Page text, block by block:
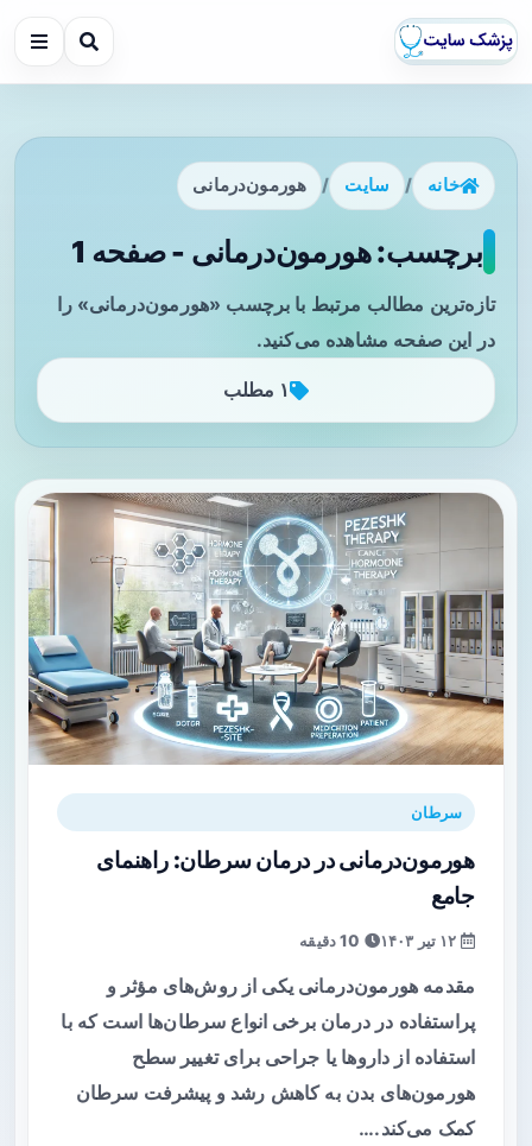
خانه / سایت / هورمون‌درمانی
برچسب: هورمون‌درمانی - صفحه 1
تازه‌ترین مطالب مرتبط با برچسب «هورمون‌درمانی» را
در این صفحه مشاهده می‌کنید.
۱ مطلب
سرطان
هورمون‌درمانی در درمان سرطان: راهنمای
جامع
مقدمه هورمون‌درمانی یکی از روش‌های مؤثر و
پراستفاده در درمان برخی انواع سرطان‌ها است که با
استفاده از داروها یا جراحی برای تغییر سطح
هورمون‌های بدن به کاهش رشد و پیشرفت سرطان
کمک می‌کند.…